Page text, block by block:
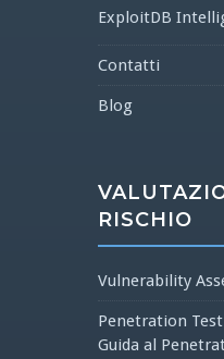
ExploitDB
Contatti
Blog
RISCHIO
Vulnerability
Penetration Test
Guida al